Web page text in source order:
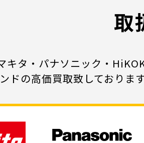
取
キタ・パナソニック・
ドの高価買取致しておりま